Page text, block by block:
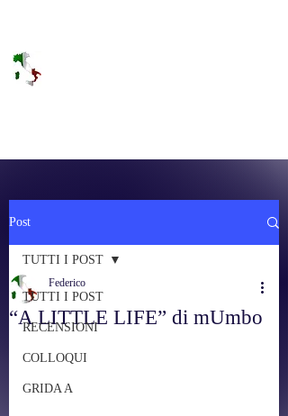
Post
TUTTI I POST
RECENSIONI
COLLOQUI
GRIDA A
TUTTI I POST
“A LITTLE LIFE” di mUmbo
Federico